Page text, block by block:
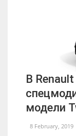
В
модели
8 February, 2019